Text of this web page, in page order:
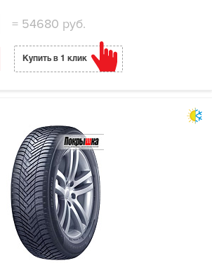
= 54680 руб.
Купить в 1 клик